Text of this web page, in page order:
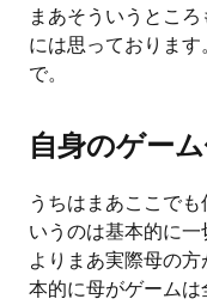
まあそういうとこ
には思っておりま
で。
自身のゲー
うちはまあここで
いうのは基本的に
よりまあ実際母の
本的に母がゲーム